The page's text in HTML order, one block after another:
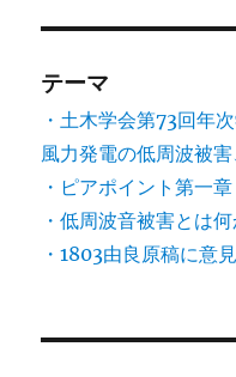
テーマ
・土木学会第73回年
風力発電の低周波被
・ピアポイント第一
・低周波音被害とは
・1803由良原稿に意